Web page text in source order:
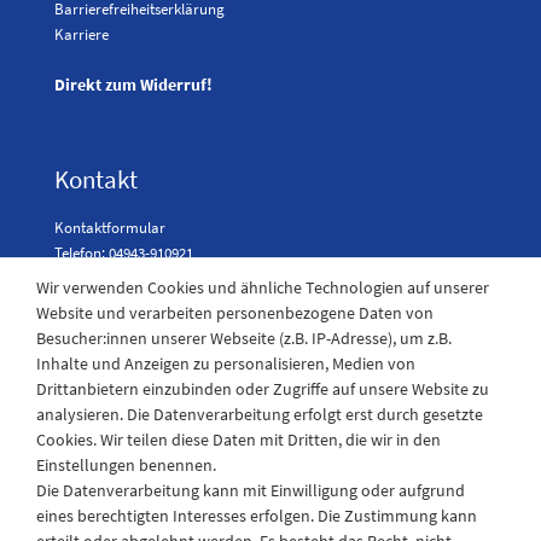
Barrierefreiheitserklärung
Karriere
Direkt zum Widerruf!
Kontakt
Kontaktformular
Telefon: 04943-910921
Laden Öffnungszeiten
Montag - Freitag
08:30 - 12:30 und 13.00 - 17.30 Uhr
Samstags
08:30 bis 12:30 Uhr
Wir verwenden Cookies und ähnliche Technologien auf unserer
Website und verarbeiten personenbezogene Daten von
Besucher:innen unserer Webseite (z.B. IP-Adresse), um z.B.
Inhalte und Anzeigen zu personalisieren, Medien von
Drittanbietern einzubinden oder Zugriffe auf unsere Website zu
analysieren. Die Datenverarbeitung erfolgt erst durch gesetzte
Cookies. Wir teilen diese Daten mit Dritten, die wir in den
Einstellungen benennen.
Die Datenverarbeitung kann mit Einwilligung oder aufgrund
eines berechtigten Interesses erfolgen. Die Zustimmung kann